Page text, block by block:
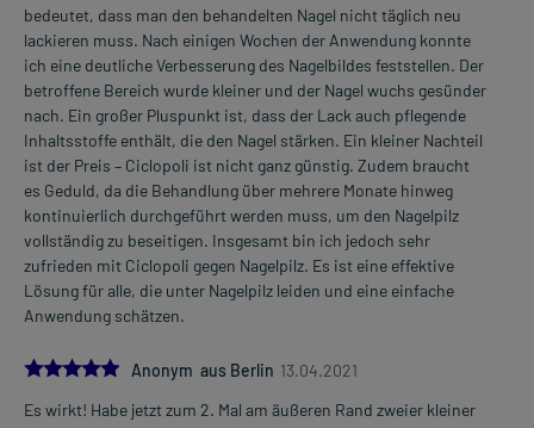
bedeutet, dass man den behandelten Nagel nicht täglich neu
lackieren muss. Nach einigen Wochen der Anwendung konnte
ich eine deutliche Verbesserung des Nagelbildes feststellen. Der
betroffene Bereich wurde kleiner und der Nagel wuchs gesünder
nach. Ein großer Pluspunkt ist, dass der Lack auch pflegende
Inhaltsstoffe enthält, die den Nagel stärken. Ein kleiner Nachteil
ist der Preis – Ciclopoli ist nicht ganz günstig. Zudem braucht
es Geduld, da die Behandlung über mehrere Monate hinweg
kontinuierlich durchgeführt werden muss, um den Nagelpilz
vollständig zu beseitigen. Insgesamt bin ich jedoch sehr
zufrieden mit Ciclopoli gegen Nagelpilz. Es ist eine effektive
Lösung für alle, die unter Nagelpilz leiden und eine einfache
Anwendung schätzen.
5.0Anonym aus Berlin 13.04.2021
Es wirkt! Habe jetzt zum 2. Mal am äußeren Rand zweier kleiner